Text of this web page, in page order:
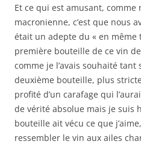
Et ce qui est amusant, comme
macronienne, c’est que nous
était un adepte du « en même
première bouteille de ce vin
comme je l’avais souhaité
deuxième bouteille, plus
profité d’un carafage qui
de vérité absolue mais je suis
bouteille ait vécu ce que
ressembler le vin aux ailes